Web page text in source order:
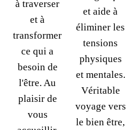
à traverser
et à
transformer
ce qui a
besoin de
l'être. Au
plaisir de
vous
et aide à
éliminer les
tensions
physiques
et mentales.
Véritable
voyage vers
le bien être,